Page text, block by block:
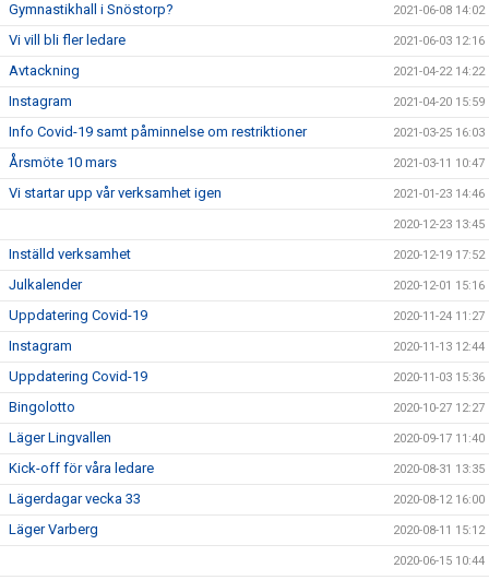
Gymnastikhall i Snöstorp? 2021-06-08 14:02
Vi vill bli fler ledare 2021-06-03 12:16
Avtackning 2021-04-22 14:22
Instagram 2021-04-20 15:59
Info Covid-19 samt påminnelse om restriktioner 2021-03-25 16:03
Årsmöte 10 mars 2021-03-11 10:47
Vi startar upp vår verksamhet igen 2021-01-23 14:46
2020-12-23 13:45
Inställd verksamhet 2020-12-19 17:52
Julkalender 2020-12-01 15:16
Uppdatering Covid-19 2020-11-24 11:27
Instagram 2020-11-13 12:44
Uppdatering Covid-19 2020-11-03 15:36
Bingolotto 2020-10-27 12:27
Läger Lingvallen 2020-09-17 11:40
Kick-off för våra ledare 2020-08-31 13:35
Lägerdagar vecka 33 2020-08-12 16:00
Läger Varberg 2020-08-11 15:12
2020-06-15 10:44